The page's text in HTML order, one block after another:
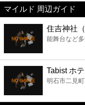
美容
コンビニ
薬局
スーパー
マイルド 周辺ガイド
住吉神社
能舞台など
Tabist ホ
明石市二見